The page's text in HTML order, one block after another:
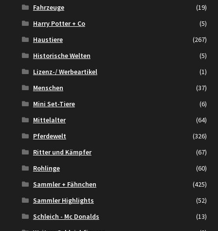
Fahrzeuge
(19)
Harry Potter + Co
(5)
Haustiere
(267)
Historische Welten
(5)
Lizenz-/ Werbeartikel
(1)
Menschen
(37)
Mini Set-Tiere
(6)
Mittelalter
(64)
Pferdewelt
(326)
Ritter und Kämpfer
(67)
Rohlinge
(60)
Sammler + Fähnchen
(425)
Sammler Highlights
(52)
Schleich - Mc Donalds
(13)